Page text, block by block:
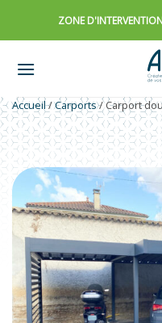
ZONE
Accueil/Carports/Carport